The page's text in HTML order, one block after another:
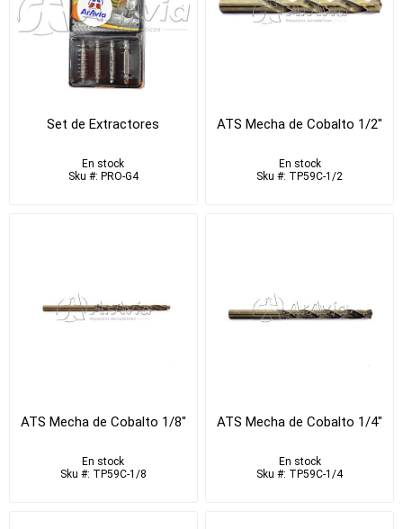
Set de Extractores
En stock
Sku #: PRO-G4
ATS Mecha de Cobalto 1/2"
En stock
Sku #: TP59C-1/2
ATS Mecha de Cobalto 1/8"
En stock
Sku #: TP59C-1/8
ATS Mecha de Cobalto 1/4"
En stock
Sku #: TP59C-1/4